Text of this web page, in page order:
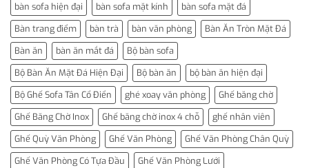
bàn sofa hiện đại
bàn sofa mặt kính
bàn sofa mặt đá
Bàn trang điểm
bàn trà bàn văn phòng
Bàn Ăn Tròn Mặt Đá
Bàn ăn
bàn ăn mắt đá
Bộ bàn sofa
Bộ Bàn Ăn Mặt Đá Hiện Đại
Bộ bàn ăn
bộ bàn ăn hiện đại
Bộ Ghế Sofa Tân Cổ Điển
ghé xoay văn phòng
Ghế băng chờ
Ghế Băng Chờ Inox
Ghế băng chờ inox 4 chỗ
ghế nhân viên
Ghế Quỳ Văn Phòng
Ghế Văn Phòng
Ghế Văn Phòng Chân Quỳ
Ghế Văn Phòng Có Tựa Đầu
Ghế Văn Phòng Lưới